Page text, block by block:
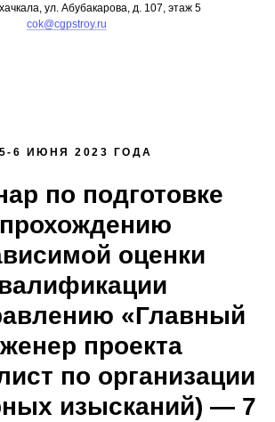
ул. Абубакарова, д. 107, этаж 5
cok@cgpstroy.ru
5-6 ИЮНЯ 2023 ГОДА
по подготовке
оценки
«Главный
проекта
по организации
изысканий) — 7